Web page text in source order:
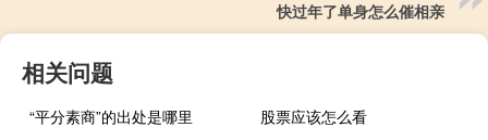
快过年了单身怎么催相亲
相关问题
“平分素商”的出处是哪里
股票应该怎么看